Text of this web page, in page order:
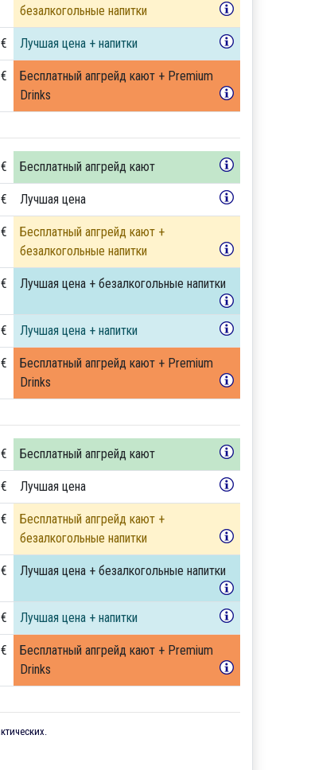
безалкогольные напитки
Лучшая цена + напитки
Бесплатный апгрейд кают + Premium
Drinks
Бесплатный апгрейд кают
Лучшая цена
Бесплатный апгрейд кают +
безалкогольные напитки
Лучшая цена + безалкогольные напитки
Лучшая цена + напитки
Бесплатный апгрейд кают + Premium
Drinks
Бесплатный апгрейд кают
Лучшая цена
Бесплатный апгрейд кают +
безалкогольные напитки
Лучшая цена + безалкогольные напитки
Лучшая цена + напитки
Бесплатный апгрейд кают + Premium
Drinks